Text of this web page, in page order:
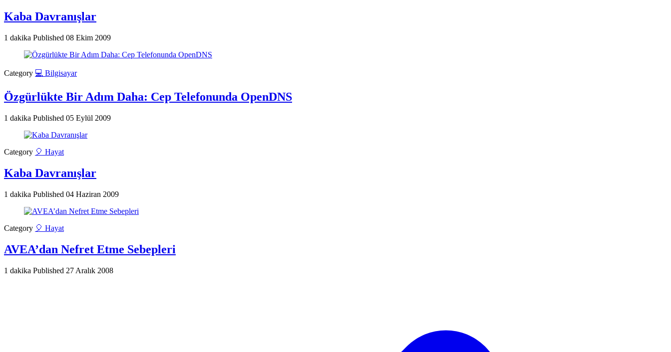
Kaba Davranışlar
1 dakika Published 08 Ekim 2009
Category 💻 Bilgisayar
Özgürlükte Bir Adım Daha: Cep Telefonunda OpenDNS
1 dakika Published 05 Eylül 2009
Category 🎈 Hayat
Kaba Davranışlar
1 dakika Published 04 Haziran 2009
Category 🎈 Hayat
AVEA’dan Nefret Etme Sebepleri
1 dakika Published 27 Aralık 2008